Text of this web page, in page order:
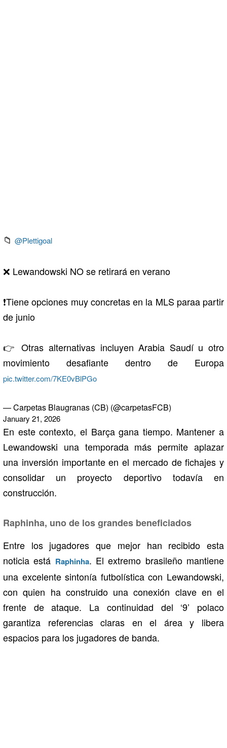
📁 @Plettigoal
❌ Lewandowski NO se retirará en verano
❗Tiene opciones muy concretas en la MLS paraa partir
de junio
👉 Otras alternativas incluyen Arabia Saudí u otro
movimiento desafiante dentro de Europa
pic.twitter.com/7KE0vBlPGo
— Carpetas Blaugranas (CB) (@carpetasFCB)
January 21, 2026
En este contexto, el Barça gana tiempo. Mantener a
Lewandowski una temporada más permite aplazar
una inversión importante en el mercado de fichajes y
consolidar un proyecto deportivo todavía en
construcción.
Raphinha, uno de los grandes beneficiados
Entre los jugadores que mejor han recibido esta
noticia está Raphinha. El extremo brasileño mantiene
una excelente sintonía futbolística con Lewandowski,
con quien ha construido una conexión clave en el
frente de ataque. La continuidad del ‘9’ polaco
garantiza referencias claras en el área y libera
espacios para los jugadores de banda.